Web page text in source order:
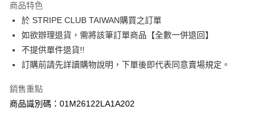
臺灣中小企業銀行
匯豐（台灣）商業銀行
華泰商業銀行
聯邦商業銀行
遠東國際商業銀行
元大商業銀行
玉山商業銀行
星展（台灣）商業銀行
台灣樂天信用卡公司
Apple Pay
街口支付
悠遊付
大哥付你分期
相關說明
商品特色
於 STRIPE CLUB TAIWAN購買之訂單
如欲辦理退貨，需將該筆訂單商品【全數一併退回】
不提供單件退貨!!
訂購前請先詳讀購物說明，下單後即代表同意賣場規定。
銷售重點
商品識別碼：01M26122LA1A202